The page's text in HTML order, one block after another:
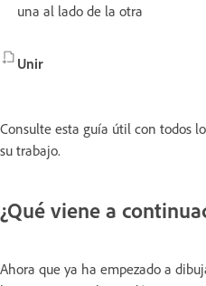
una al lado de la otra
Unir
Consulte esta guía útil con todos
su trabajo.
¿Qué viene a
Ahora que ya ha empezado a